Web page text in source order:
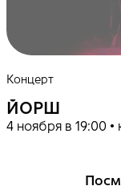
Концерт
ЙОРШ
4 ноября в 19:00